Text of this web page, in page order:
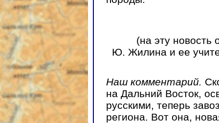
(на эту
Ю. Жилина и ее
Наш комментарий.
на Дальний Восток,
русскими, теперь
региона. Вот она,